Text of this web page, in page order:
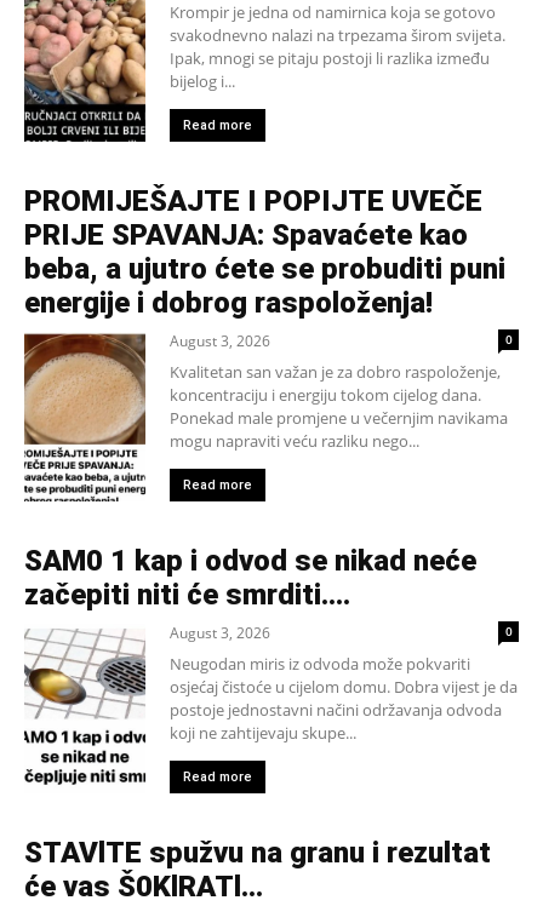
Krompir je jedna od namirnica koja se gotovo
svakodnevno nalazi na trpezama širom svijeta.
Ipak, mnogi se pitaju postoji li razlika između
bijelog i...
Read more
PROMIJEŠAJTE I POPIJTE UVEČE
PRIJE SPAVANJA: Spavaćete kao
beba, a ujutro ćete se probuditi puni
energije i dobrog raspoloženja!
August 3, 2026 0
Kvalitetan san važan je za dobro raspoloženje,
koncentraciju i energiju tokom cijelog dana.
Ponekad male promjene u večernjim navikama
mogu napraviti veću razliku nego...
Read more
SAM0 1 kap i odvod se nikad neće
začepiti niti će smrditi….
August 3, 2026 0
Neugodan miris iz odvoda može pokvariti
osjećaj čistoće u cijelom domu. Dobra vijest je da
postoje jednostavni načini održavanja odvoda
koji ne zahtijevaju skupe...
Read more
STAVlTE spužvu na granu i rezultat
će vas Š0KlRATl…